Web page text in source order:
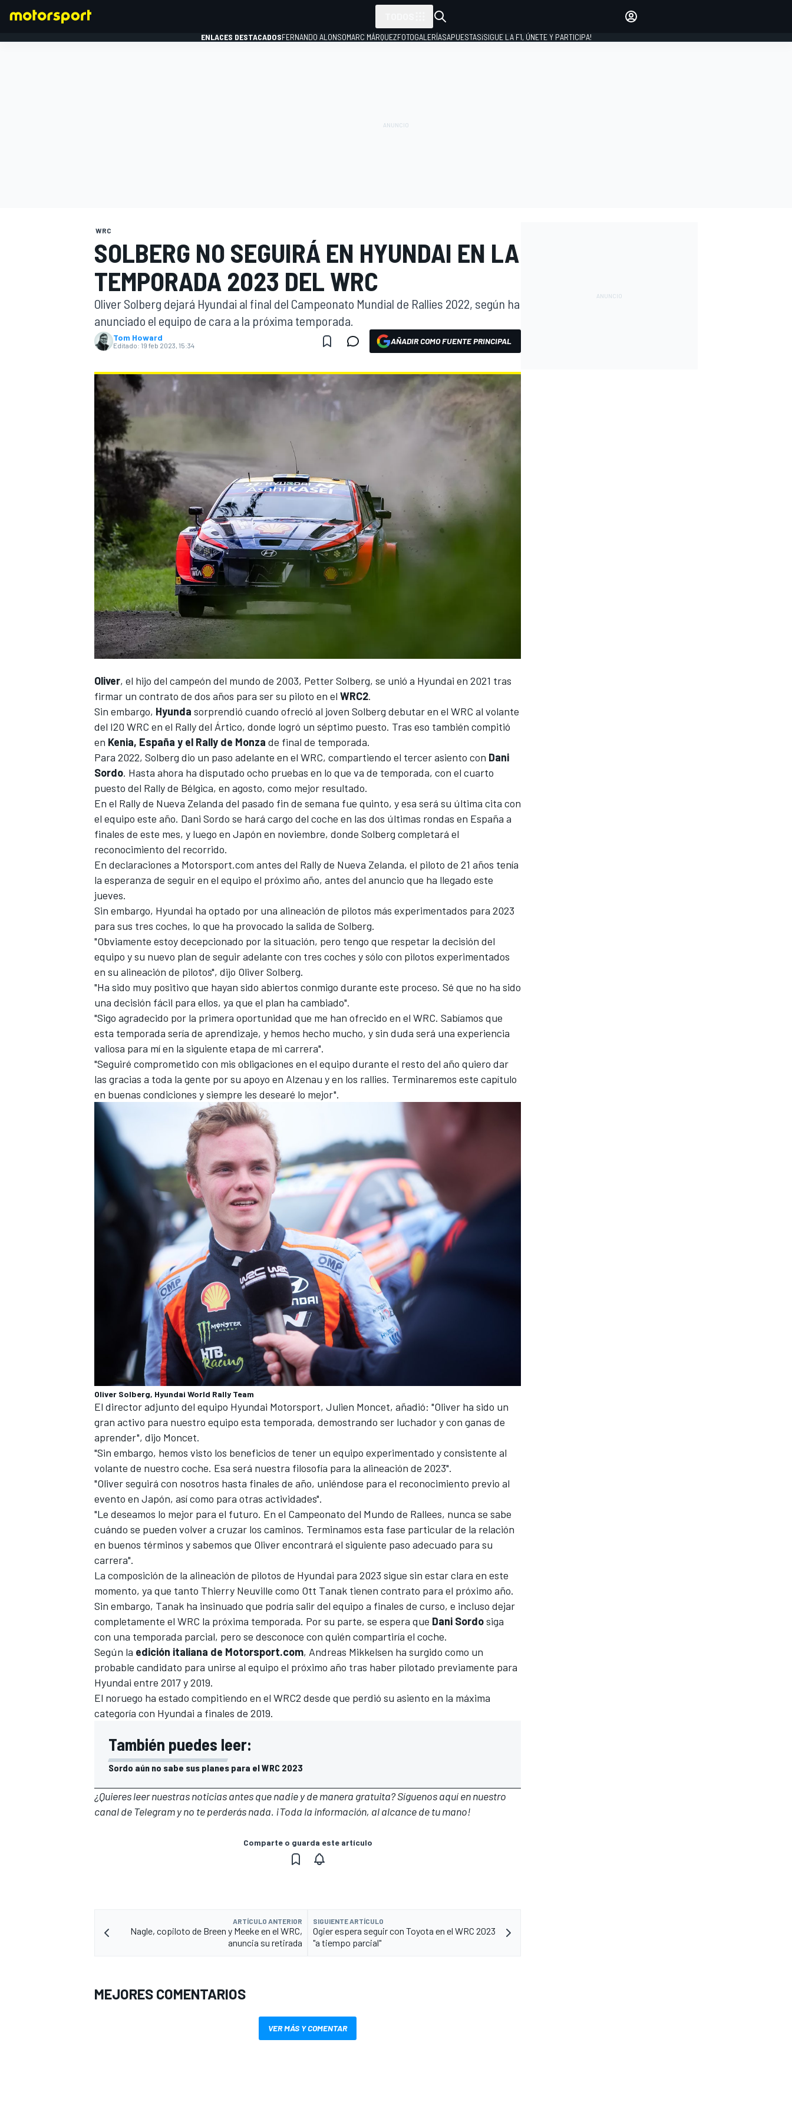
WEC FÓRMULA E
MÁS CATEGORÍAS
ENLACES DESTACADOSFERNANDO ALONSOMARC MÁRQUEZFOTOGALERÍASAPUESTAS¡SIGUE LA F1, ÚNETE Y PARTICIPA!
WRC
SOLBERG NO SEGUIRÁ EN HYUNDAI EN LA
TEMPORADA 2023 DEL WRC
Oliver Solberg dejará Hyundai al final del Campeonato Mundial de Rallies 2022, según ha
anunciado el equipo de cara a la próxima temporada.
Tom Howard
Editado: 19 feb 2023, 15:34 AÑADIR COMO FUENTE PRINCIPAL
Oliver, el hijo del campeón del mundo de 2003, Petter Solberg, se unió a Hyundai en 2021 tras
firmar un contrato de dos años para ser su piloto en el WRC2.
Sin embargo, Hyunda sorprendió cuando ofreció al joven Solberg debutar en el WRC al volante
del I20 WRC en el Rally del Ártico, donde logró un séptimo puesto. Tras eso también compitió
en Kenia, España y el Rally de Monza de final de temporada.
Para 2022, Solberg dio un paso adelante en el WRC, compartiendo el tercer asiento con Dani
Sordo. Hasta ahora ha disputado ocho pruebas en lo que va de temporada, con el cuarto
puesto del Rally de Bélgica, en agosto, como mejor resultado.
En el Rally de Nueva Zelanda del pasado fin de semana fue quinto, y esa será su última cita con
el equipo este año. Dani Sordo se hará cargo del coche en las dos últimas rondas en España a
finales de este mes, y luego en Japón en noviembre, donde Solberg completará el
reconocimiento del recorrido.
En declaraciones a Motorsport.com antes del Rally de Nueva Zelanda, el piloto de 21 años tenía
la esperanza de seguir en el equipo el próximo año, antes del anuncio que ha llegado este
jueves.
Sin embargo, Hyundai ha optado por una alineación de pilotos más experimentados para 2023
para sus tres coches, lo que ha provocado la salida de Solberg.
"Obviamente estoy decepcionado por la situación, pero tengo que respetar la decisión del
equipo y su nuevo plan de seguir adelante con tres coches y sólo con pilotos experimentados
en su alineación de pilotos", dijo Oliver Solberg.
"Ha sido muy positivo que hayan sido abiertos conmigo durante este proceso. Sé que no ha sido
una decisión fácil para ellos, ya que el plan ha cambiado".
"Sigo agradecido por la primera oportunidad que me han ofrecido en el WRC. Sabíamos que
esta temporada sería de aprendizaje, y hemos hecho mucho, y sin duda será una experiencia
valiosa para mí en la siguiente etapa de mi carrera".
"Seguiré comprometido con mis obligaciones en el equipo durante el resto del año quiero dar
las gracias a toda la gente por su apoyo en Alzenau y en los rallies. Terminaremos este capítulo
en buenas condiciones y siempre les desearé lo mejor".
Oliver Solberg, Hyundai World Rally Team
El director adjunto del equipo Hyundai Motorsport, Julien Moncet, añadió: "Oliver ha sido un
gran activo para nuestro equipo esta temporada, demostrando ser luchador y con ganas de
aprender", dijo Moncet.
"Sin embargo, hemos visto los beneficios de tener un equipo experimentado y consistente al
volante de nuestro coche. Esa será nuestra filosofía para la alineación de 2023".
"Oliver seguirá con nosotros hasta finales de año, uniéndose para el reconocimiento previo al
evento en Japón, así como para otras actividades".
"Le deseamos lo mejor para el futuro. En el Campeonato del Mundo de Rallees, nunca se sabe
cuándo se pueden volver a cruzar los caminos. Terminamos esta fase particular de la relación
en buenos términos y sabemos que Oliver encontrará el siguiente paso adecuado para su
carrera".
La composición de la alineación de pilotos de Hyundai para 2023 sigue sin estar clara en este
momento, ya que tanto Thierry Neuville como Ott Tanak tienen contrato para el próximo año.
Sin embargo, Tanak ha insinuado que podría salir del equipo a finales de curso, e incluso dejar
completamente el WRC la próxima temporada. Por su parte, se espera que Dani Sordosiga
con una temporada parcial, pero se desconoce con quién compartiría el coche.
Según la edición italiana de Motorsport.com, Andreas Mikkelsen ha surgido como un
probable candidato para unirse al equipo el próximo año tras haber pilotado previamente para
Hyundai entre 2017 y 2019.
El noruego ha estado compitiendo en el WRC2 desde que perdió su asiento en la máxima
categoría con Hyundai a finales de 2019.
También puedes leer:
Sordo aún no sabe sus planes para el WRC 2023
¿Quieres leer nuestras noticias antes que nadie y de manera gratuita? Síguenosaquí en nuestro
canal de Telegramy no te perderás nada. ¡Toda la información, al alcance de tu mano!
Comparte o guarda este artículo
ARTÍCULO ANTERIOR
Nagle, copiloto de Breen y Meeke en el WRC,
anuncia su retirada
SIGUIENTE ARTÍCULO
Ogier espera seguir con Toyota en el WRC 2023
"a tiempo parcial"
MEJORES COMENTARIOS
VER MÁS Y COMENTAR